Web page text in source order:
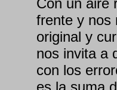
Con un aire
frente y nos
original y
nos invita a
con los
es la suma